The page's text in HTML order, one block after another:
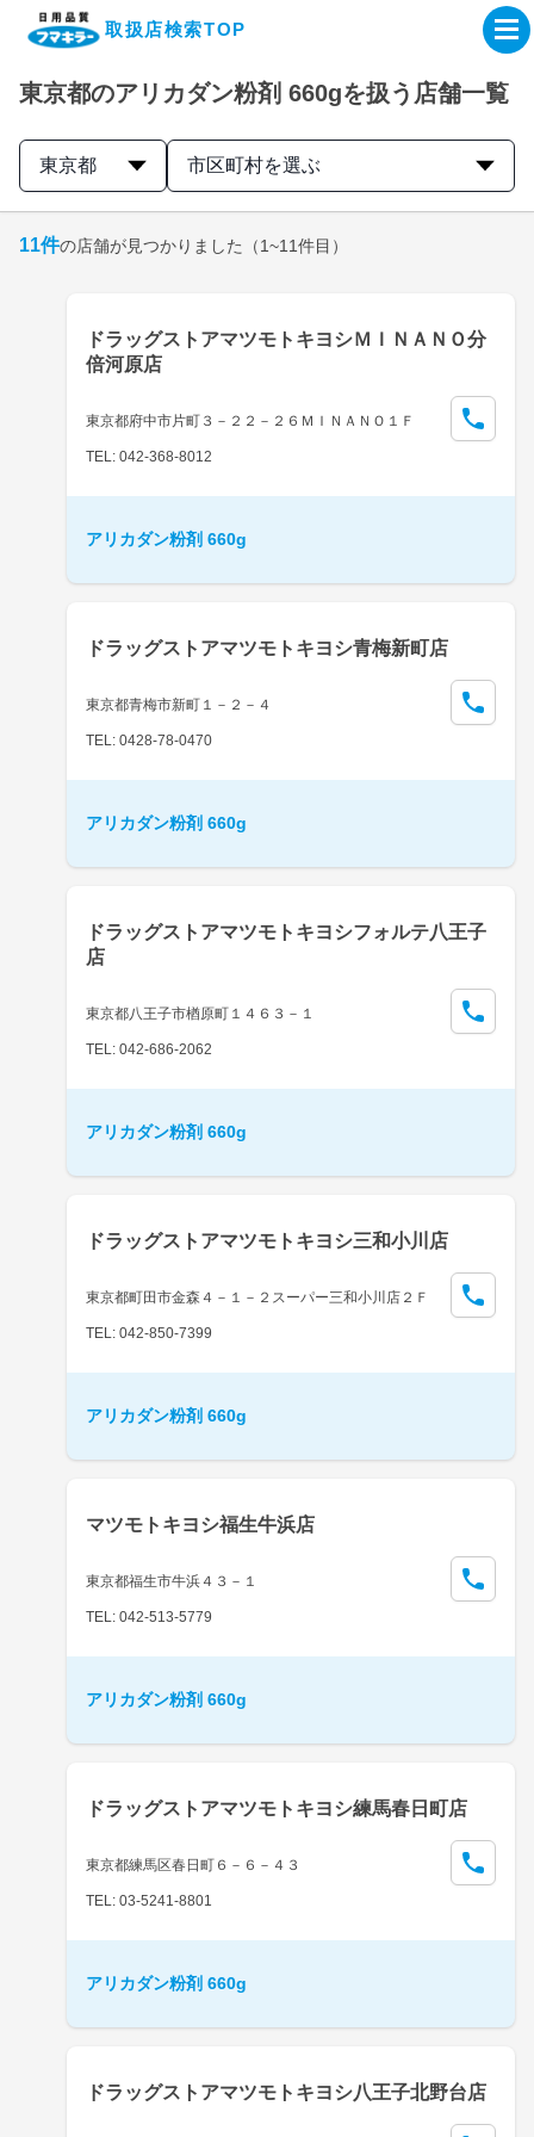
取扱店検索TOP
企業・IR情報サイト
製品情報サイト
オンラインショップ
取扱店検索はこちら
東京都のアリカダン粉剤 660gを扱う店舗一覧
東京都 市区町村を選ぶ
11件の店舗が見つかりました （1~11件目）
ドラッグストアマツモトキヨシＭＩＮＡＮＯ分
倍河原店
東京都府中市片町３－２２－２６ＭＩＮＡＮＯ１Ｆ
TEL: 042-368-8012
アリカダン粉剤 660g
ドラッグストアマツモトキヨシ青梅新町店
東京都青梅市新町１－２－４
TEL: 0428-78-0470
アリカダン粉剤 660g
ドラッグストアマツモトキヨシフォルテ八王子
店
東京都八王子市楢原町１４６３－１
TEL: 042-686-2062
アリカダン粉剤 660g
ドラッグストアマツモトキヨシ三和小川店
東京都町田市金森４－１－２スーパー三和小川店２Ｆ
TEL: 042-850-7399
アリカダン粉剤 660g
マツモトキヨシ福生牛浜店
東京都福生市牛浜４３－１
TEL: 042-513-5779
アリカダン粉剤 660g
ドラッグストアマツモトキヨシ練馬春日町店
東京都練馬区春日町６－６－４３
TEL: 03-5241-8801
アリカダン粉剤 660g
ドラッグストアマツモトキヨシ八王子北野台店